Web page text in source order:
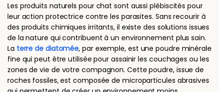
Les produits naturels pour chat sont aussi plébiscités pour
leur action protectrice contre les parasites. Sans recourir à
des produits chimiques irritants, il existe des solutions issues
de la nature qui contribuent à un environnement plus sain.
La terre de diatomée, par exemple, est une poudre minérale
fine qui peut être utilisée pour assainir les couchages ou les
zones de vie de votre compagnon. Cette poudre, issue de
roches fossiles, est composée de microparticules abrasives